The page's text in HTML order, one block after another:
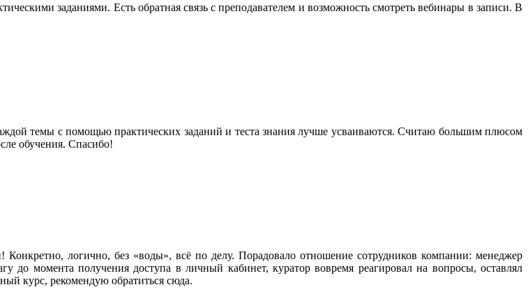
заданиями. Есть обратная связь с преподавателем и возможность смотреть вебинары в записи. В
темы с помощью практических заданий и теста знания лучше усваиваются. Считаю большим плюсом
обучения. Спасибо!
логично, без «воды», всё по делу. Порадовало отношение сотрудников компании: менеджер
до момента получения доступа в личный кабинет, куратор вовремя реагировал на вопросы, оставлял
курс, рекомендую обратиться сюда.